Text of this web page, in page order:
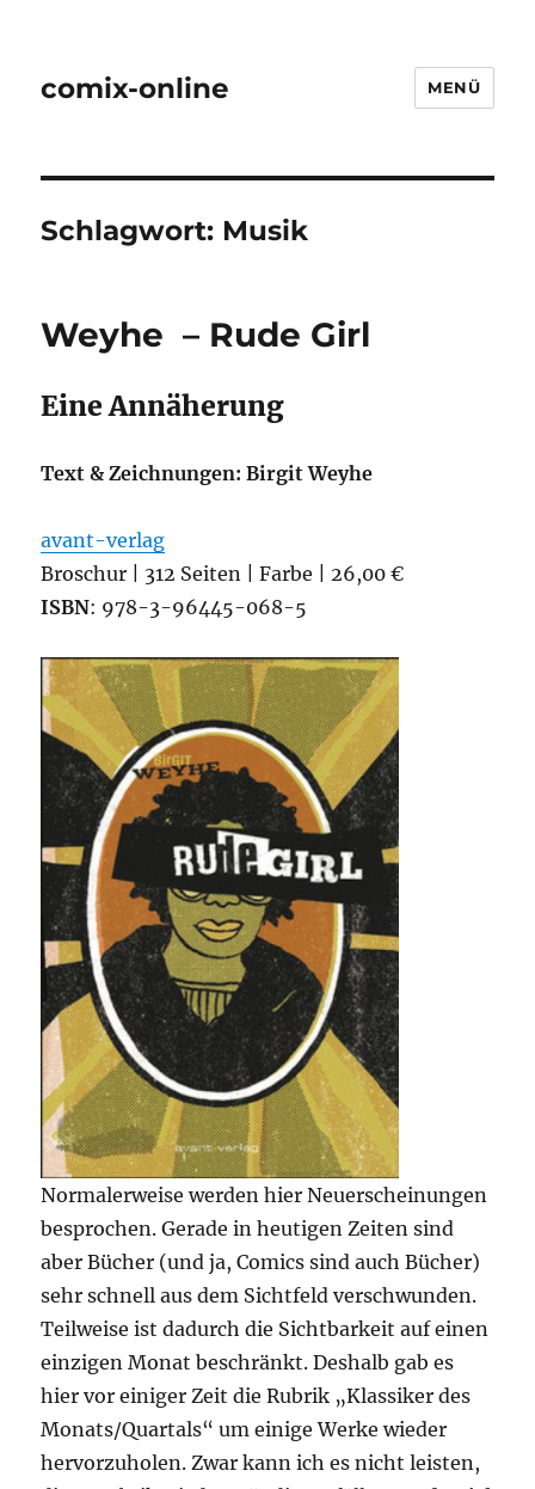
comix-online MENÜ
Schlagwort: Musik
Weyhe – Rude Girl
Eine Annäherung
Text & Zeichnungen: Birgit Weyhe
avant-verlag
Broschur | 312 Seiten | Farbe | 26,00 €
ISBN: 978-3-96445-068-5
Normalerweise werden hier Neuerscheinungen
besprochen. Gerade in heutigen Zeiten sind
aber Bücher (und ja, Comics sind auch Bücher)
sehr schnell aus dem Sichtfeld verschwunden.
Teilweise ist dadurch die Sichtbarkeit auf einen
einzigen Monat beschränkt. Deshalb gab es
hier vor einiger Zeit die Rubrik „Klassiker des
Monats/Quartals“ um einige Werke wieder
hervorzuholen. Zwar kann ich es nicht leisten,